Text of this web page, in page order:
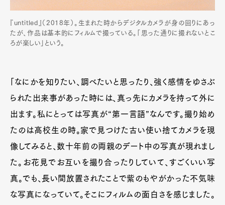
『untitled』（2018年）。生まれた時からデジタルカメラが身の回りにあっ
たが、作品は基本的にフィルムで撮っている。「思った通りに撮れないとこ
ろが楽しい」という。
「なにかを知りたい、調べたいと思ったり、強く感情をゆさぶ
られた出来事があった時には、真っ先にカメラを持って外に
出ます。私にとっては写真が“第一言語”なんです。撮り始め
たのは高校生の時。家で見つけた古い使い捨てカメラを現
像してみると、数十年前の両親のデート中の写真が現れまし
た。お花見でお互いを撮り合ったりしていて、すごくいい写
真。でも、長い間放置されたことで紫のもやがかった不気味
な写真になっていて。そこにフィルムの面白さを感じました。